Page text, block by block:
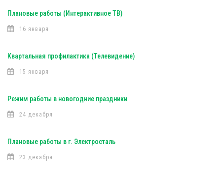
Плановые работы (Интерактивное ТВ)
16 января
Квартальная профилактика (Телевидение)
15 января
Режим работы в новогодние праздники
24 декабря
Плановые работы в г. Электросталь
23 декабря